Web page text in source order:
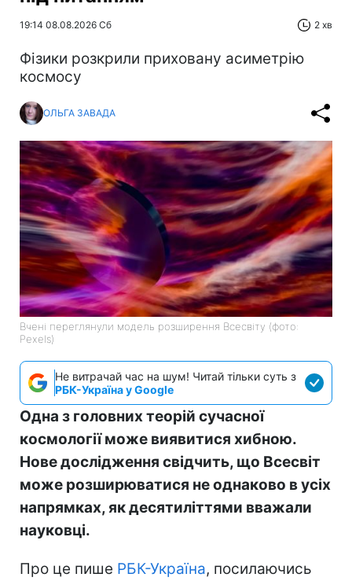
19:14 08.08.2026 Сб 2 хв
Фізики розкрили приховану асиметрію
космосу
ОЛЬГА ЗАВАДА
Вчені переглянули модель розширення Всесвіту (фото:
Pexels)
Не витрачай час на шум! Читай тільки суть з
РБК-Україна у Google
Одна з головних теорій сучасної
космології може виявитися хибною.
Нове дослідження свідчить, що Всесвіт
може розширюватися не однаково в усіх
напрямках, як десятиліттями вважали
науковці.
Про це пише РБК-Україна, посилаючись